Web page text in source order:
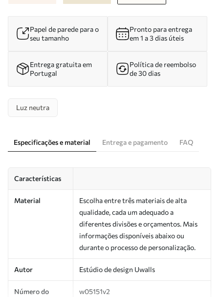
Papel de parede para o
seu tamanho
Pronto para entrega
em 1 a 3 dias úteis
Entrega gratuita em
Portugal
Política de reembolso
de 30 dias
Luz neutra
Especificações e material Entrega e pagamento FAQ
Características
Material
Escolha entre três materiais de alta
qualidade, cada um adequado a
diferentes divisões e orçamentos. Mais
informações disponíveis abaixo ou
durante o processo de personalização.
Autor Estúdio de design Uwalls
Número do
w05151v2